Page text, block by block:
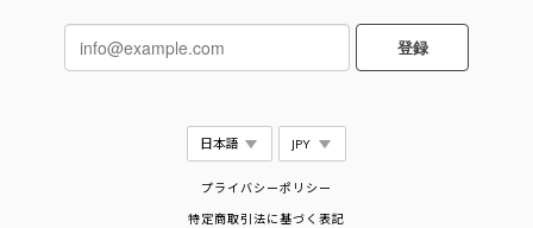
登録
プライバシーポリシー
特定商取引法に基づく表記